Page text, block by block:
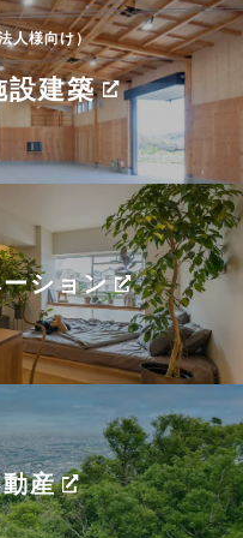
人様向け）
設建築
ション
産